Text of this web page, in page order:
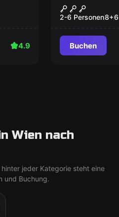
4.9
School of
2-6 Personen8+
Buchen
Wien nach
jeder Kategorie steht eine
und Buchung.